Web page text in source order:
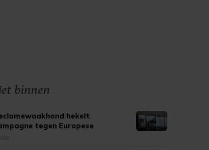
binnen
hekelt
tegen Europese